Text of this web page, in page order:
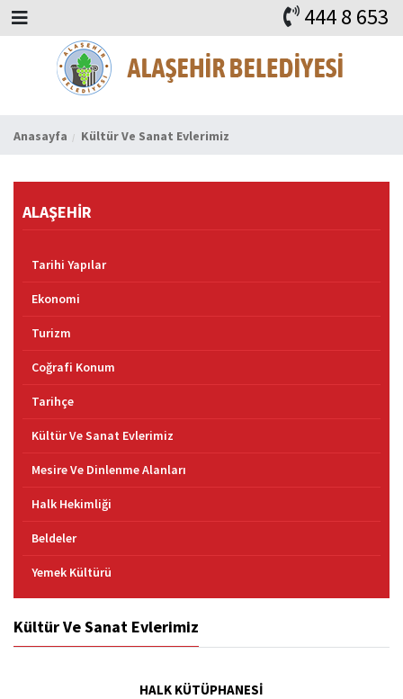
444 8 653
BAŞKAN
ALAŞEHİR
HABERLER
İHALELER
DUYURULAR
KURUMSAL
ALAŞEHİR
FAYDALI ADRESLER
iLETİŞİM
Anasayfa Kültür Ve Sanat Evlerimiz
ALAŞEHİR
Tarihi Yapılar
Ekonomi
Turizm
Coğrafi Konum
Tarihçe
Kültür Ve Sanat Evlerimiz
Mesire Ve Dinlenme Alanları
Halk Hekimliği
Beldeler
Yemek Kültürü
Kültür Ve Sanat Evlerimiz
HALK KÜTÜPHANESİ